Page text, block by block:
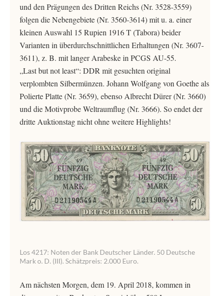
und den Prägungen des Dritten Reichs (Nr. 3528-3559)
folgen die Nebengebiete (Nr. 3560-3614) mit u. a. einer
kleinen Auswahl 15 Rupien 1916 T (Tabora) beider
Varianten in überdurchschnittlichen Erhaltungen (Nr. 3607-
3611), z. B. mit langer Arabeske in PCGS AU-55.
„Last but not least“: DDR mit gesuchten original
verplombten Silbermünzen. Johann Wolfgang von Goethe als
Polierte Platte (Nr. 3659), ebenso Albrecht Dürer (Nr. 3660)
und die Motivprobe Weltraumflug (Nr. 3666). So endet der
dritte Auktionstag nicht ohne weitere Highlights!
Los 4217: Noten der Bank Deutscher Länder. 50 Deutsche
Mark o. D. (III). Schätzpreis: 2.000 Euro.
Am nächsten Morgen, dem 19. April 2018, kommen in